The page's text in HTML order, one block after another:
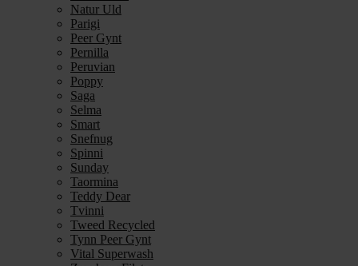
Natur Uld
Parigi
Peer Gynt
Pernilla
Peruvian
Poppy
Saga
Selma
Smart
Snefnug
Spinni
Sunday
Taormina
Teddy Dear
Tvinni
Tweed Recycled
Tynn Peer Gynt
Vital Superwash